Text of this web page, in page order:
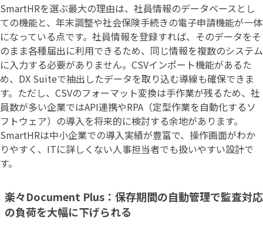
SmartHRを選ぶ最大の理由は、社員情報のデータベースとし
ての機能と、年末調整や社会保険手続きの電子申請機能が一体
になっている点です。社員情報を登録すれば、そのデータをそ
のまま各種届出に利用できるため、同じ情報を複数のシステム
に入力する必要がありません。CSVインポート機能があるた
め、DX Suiteで抽出したデータを取り込む導線も確保できま
す。ただし、CSVのフォーマット変換は手作業が残るため、社
員数が多い企業ではAPI連携やRPA（定型作業を自動化するソ
フトウェア）の導入を将来的に検討する余地があります。
SmartHRは中小企業での導入実績が豊富で、操作画面がわか
りやすく、ITに詳しくない人事担当者でも扱いやすい設計で
す。
楽々Document Plus：保存期間の自動管理で監査対応
の負荷を大幅に下げられる